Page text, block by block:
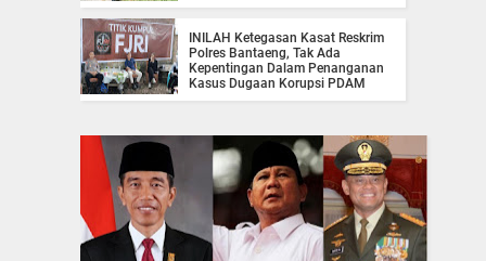
INILAH Ketegasan Kasat Reskrim
Polres Bantaeng, Tak Ada
Kepentingan Dalam Penanganan
Kasus Dugaan Korupsi PDAM